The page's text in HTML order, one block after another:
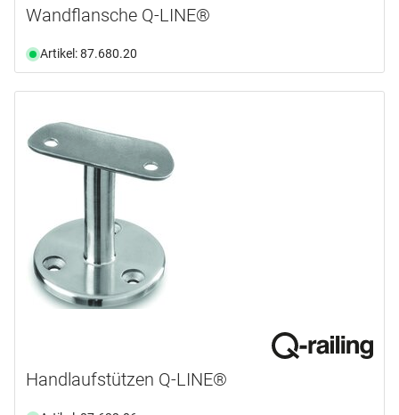
Wandflansche Q-LINE®
Artikel: 87.680.20
Handlaufstützen Q-LINE®